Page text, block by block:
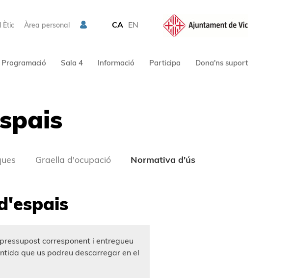
Ètic Àrea personal CA EN
Programació Sala 4 Informació Participa Dona'ns suport
Graella d'ocupació Normativa d'ús
corresponent i entregueu
que us podreu descarregar en el